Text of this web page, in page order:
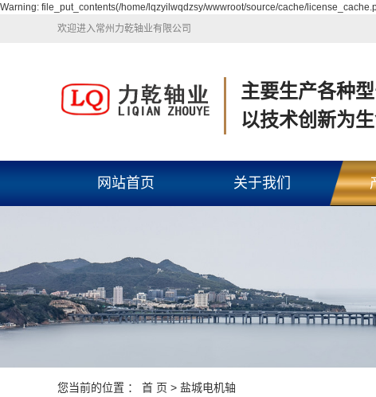
Warning: file_put_contents(/home/lqzyilwqdzsy/wwwroot/source/cache/
欢迎进入常州力乾轴业有限公司
主要生产各种
以技术创新为
网站首页 关于我们
您当前的位置 ： 首 页 > 盐城电机轴